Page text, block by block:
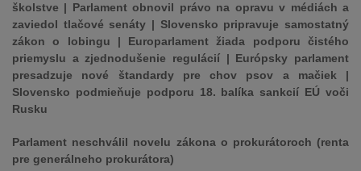
školstve | Parlament obnovil právo na opravu v médiách a
zaviedol tlačové senáty | Slovensko pripravuje samostatný
zákon o lobingu | Europarlament žiada podporu čistého
priemyslu a zjednodušenie regulácií | Európsky parlament
presadzuje nové štandardy pre chov psov a mačiek |
Slovensko podmieňuje podporu 18. balíka sankcií EÚ voči
Rusku
Parlament neschválil novelu zákona o prokurátoroch (renta
pre generálneho prokurátora)